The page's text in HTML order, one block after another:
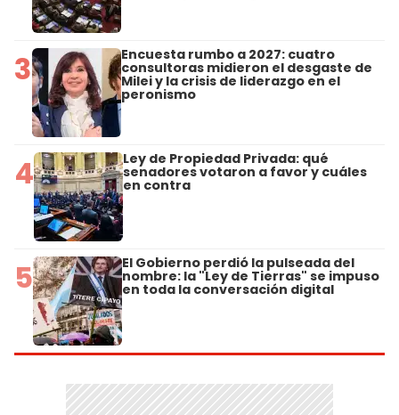
3 Encuesta rumbo a 2027: cuatro
consultoras midieron el desgaste de
Milei y la crisis de liderazgo en el
peronismo
4 Ley de Propiedad Privada: qué
senadores votaron a favor y cuáles
en contra
5 El Gobierno perdió la pulseada del
nombre: la "Ley de Tierras" se impuso
en toda la conversación digital